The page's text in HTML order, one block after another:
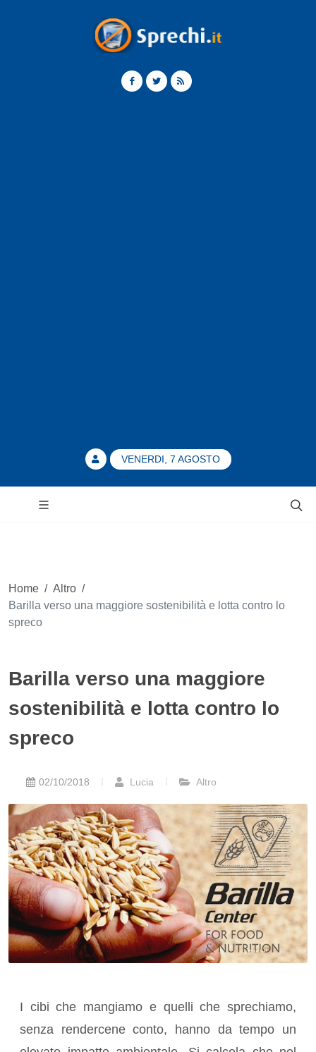
VENERDI, 7 AGOSTO
Home / Altro /
Barilla verso una maggiore sostenibilità e lotta contro lo
spreco
Barilla verso una maggiore
sostenibilità e lotta contro lo
spreco
02/10/2018 Lucia Altro
I cibi che mangiamo e quelli che sprechiamo,
senza rendercene conto, hanno da tempo un